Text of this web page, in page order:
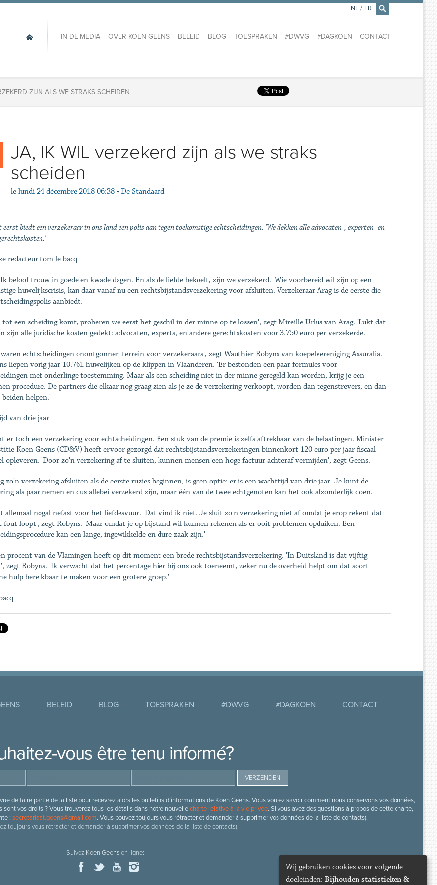
×
IN DE MEDIA OVER KOEN GEENS BELEID BLOG TOESPRAKEN #DWVG #DAGKOEN CONTACT
NL / FR
ZIJN ALS WE STRAKS SCHEIDEN
JA, IK WIL verzekerd zijn als we straks
scheiden
le lundi 24 décembre 2018 06:38 • De Standaard
eerst biedt een verzekeraar in ons land een polis aan tegen toekomstige echtscheidingen. 'We dekken alle advocaten-, experten- en
redacteur tom le bacq
beloof trouw in goede en kwade dagen. En als de liefde bekoelt, zijn we verzekerd.' Wie voorbereid wil zijn op een
huwelijkscrisis, kan daar vanaf nu een rechtsbijstandsverzekering voor afsluiten. Verzekeraar Arag is de eerste die
aanbiedt.
tot een scheiding komt, proberen we eerst het geschil in der minne op te lossen', zegt Mireille Urlus van Arag. 'Lukt dat
zijn alle juridische kosten gedekt: advocaten, experts, en andere gerechtskosten voor 3.750 euro per verzekerde.'
echtscheidingen onontgonnen terrein voor verzekeraars', zegt Wauthier Robyns van koepelvereniging Assuralia.
liepen vorig jaar 10.761 huwelijken op de klippen in Vlaanderen. 'Er bestonden een paar formules voor
met onderlinge toestemming. Maar als een scheiding niet in der minne geregeld kan worden, krijg je een
procedure. De partners die elkaar nog graag zien als je ze de verzekering verkoopt, worden dan tegenstrevers, en dan
helpen.'
van drie jaar
er toch een verzekering voor echtscheidingen. Een stuk van de premie is zelfs aftrekbaar van de belastingen. Minister
Koen Geens (CD&V) heeft ervoor gezorgd dat rechtsbijstandsverzekeringen binnenkort 120 euro per jaar fiscaal
opleveren. 'Door zo'n verzekering af te sluiten, kunnen mensen een hoge factuur achteraf vermijden', zegt Geens.
zo'n verzekering afsluiten als de eerste ruzies beginnen, is geen optie: er is een wachttijd van drie jaar. Je kunt de
als paar nemen en dus allebei verzekerd zijn, maar één van de twee echtgenoten kan het ook afzonderlijk doen.
allemaal nogal nefast voor het liefdesvuur. 'Dat vind ik niet. Je sluit zo'n verzekering niet af omdat je erop rekent dat
fout loopt', zegt Robyns. 'Maar omdat je op bijstand wil kunnen rekenen als er ooit problemen opduiken. Een
kan een lange, ingewikkelde en dure zaak zijn.'
procent van de Vlamingen heeft op dit moment een brede rechtsbijstandsverzekering. 'In Duitsland is dat vijftig
zegt Robyns. 'Ik verwacht dat het percentage hier bij ons ook toeneemt, zeker nu de overheid helpt om dat soort
hulp bereikbaar te maken voor een grotere groep.'
BELEID BLOG TOESPRAKEN #DWVG #DAGKOEN CONTACT
vous être tenu informé?
de faire partie de la liste pour recevrez alors les bulletins d’informations de Koen Geens. Vous voulez savoir comment nous conservons vos données,
vos droits ? Vous trouverez tous les détails dans notre nouvellecharte relative à la vie privée. Si vous avez des questions à propos de cette charte,
: secretariaat.geens@gmail.com. Vous pouvez toujours vous rétracter et demander à supprimer vos données de la liste de contacts).
toujours vous rétracter et demander à supprimer vos données de la liste de contacts).
Suivez Koen Geensen ligne:
Wij gebruiken cookies voor volgende
doeleinden: Bijhouden statistieken &